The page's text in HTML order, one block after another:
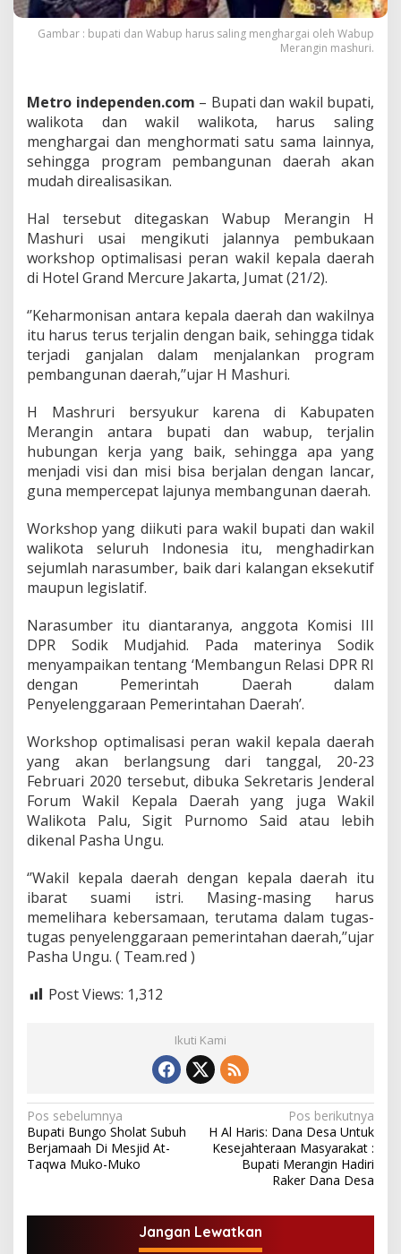
r
s
i
n
g
e
h
a
r
g
a
,
S
h
i
g
g
P
r
o
r
m
P
b
n
g
n
M
u
d
a
h
e
a
l
s
Gambar : bupati dan Wabup harus saling menghargai oleh Wabup
Merangin mashuri.
Metro independen.com – Bupati dan wakil bupati,
walikota dan wakil walikota, harus saling
menghargai dan menghormati satu sama lainnya,
sehingga program pembangunan daerah akan
mudah direalisasikan.
Hal tersebut ditegaskan Wabup Merangin H
Mashuri usai mengikuti jalannya pembukaan
workshop optimalisasi peran wakil kepala daerah
di Hotel Grand Mercure Jakarta, Jumat (21/2).
‘’Keharmonisan antara kepala daerah dan wakilnya
itu harus terus terjalin dengan baik, sehingga tidak
terjadi ganjalan dalam menjalankan program
pembangunan daerah,’’ujar H Mashuri.
H Mashruri bersyukur karena di Kabupaten
Merangin antara bupati dan wabup, terjalin
hubungan kerja yang baik, sehingga apa yang
menjadi visi dan misi bisa berjalan dengan lancar,
guna mempercepat lajunya membangunan daerah.
Workshop yang diikuti para wakil bupati dan wakil
walikota seluruh Indonesia itu, menghadirkan
sejumlah narasumber, baik dari kalangan eksekutif
maupun legislatif.
Narasumber itu diantaranya, anggota Komisi III
DPR Sodik Mudjahid. Pada materinya Sodik
menyampaikan tentang ‘Membangun Relasi DPR RI
dengan Pemerintah Daerah dalam
Penyelenggaraan Pemerintahan Daerah’.
Workshop optimalisasi peran wakil kepala daerah
yang akan berlangsung dari tanggal, 20-23
Februari 2020 tersebut, dibuka Sekretaris Jenderal
Forum Wakil Kepala Daerah yang juga Wakil
Walikota Palu, Sigit Purnomo Said atau lebih
dikenal Pasha Ungu.
‘’Wakil kepala daerah dengan kepala daerah itu
ibarat suami istri. Masing-masing harus
memelihara kebersamaan, terutama dalam tugas-
tugas penyelenggaraan pemerintahan daerah,’’ujar
Pasha Ungu. ( Team.red )
Post Views: 1,312
Ikuti Kami
N
a
v
g
Pos sebelumnya
Bupati Bungo Sholat Subuh
Berjamaah Di Mesjid At-
Taqwa Muko-Muko
Pos berikutnya
H Al Haris: Dana Desa Untuk
Kesejahteraan Masyarakat :
Bupati Merangin Hadiri
Raker Dana Desa
Jangan Lewatkan